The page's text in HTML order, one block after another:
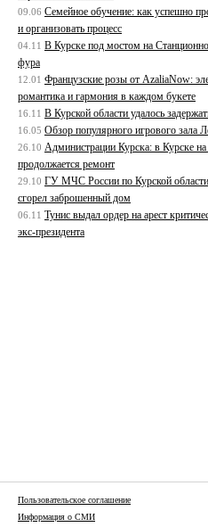
09.06 Семейное обучение: как успешно
и организовать процесс
04.11 В Курске под мостом на
фура
12.01 Французские розы от AzaliaNow:
романтика и гармония в каждом букете
16.11 В Курской области удалось
16.05 Обзор популярного игрового зала
26.10 Администрации Курска: в Курске
продолжается ремонт
29.10 ГУ МЧС России по Курской
сгорел заброшенный дом
06.11 Тунис выдал ордер на арест
экс-президента
Пользовательское соглашение
Информация о СМИ